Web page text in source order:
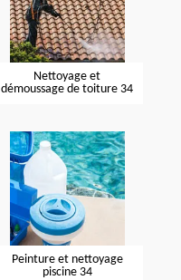
Nettoyage et
démoussage de toiture 34
Peinture et nettoyage
piscine 34